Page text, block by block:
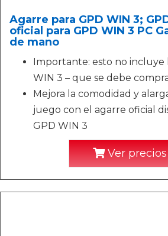
Agarre para GPD WIN 3;
oficial para GPD WIN 3 PC
de mano
Importante: esto no incluye
WIN 3 – que se debe
Mejora la comodidad y
juego con el agarre oficial
GPD WIN 3
Ver